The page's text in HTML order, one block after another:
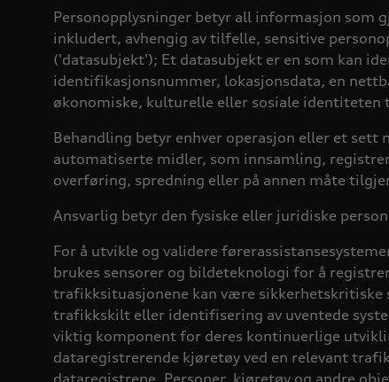
Personopplysninger betyr all informasjon som
inkludert, avhengig av tilfelle, sensitive
('datasubjekt'); Et datasubjekt er en som kan
identifikasjonsnummer, lokasjonsdata, en
økonomiske, kulturelle eller sosiale identiteten
Behandling betyr enhver operasjon eller et sett
automatiserte midler, som innsamling,
overføring, spredning eller på annen måte
Ansvarlig betyr den fysiske eller juridiske
For å utvikle og validere
brukes sensorer og bildeteknologi for å
trafikksituasjonene kan være
trafikkskilt eller identifisering av uventede
viktig komponent for deres kontinuerlige
dataregistrerende kjøretøy ved en relevant
dataregistrene. Personer, kjøretøy og andre